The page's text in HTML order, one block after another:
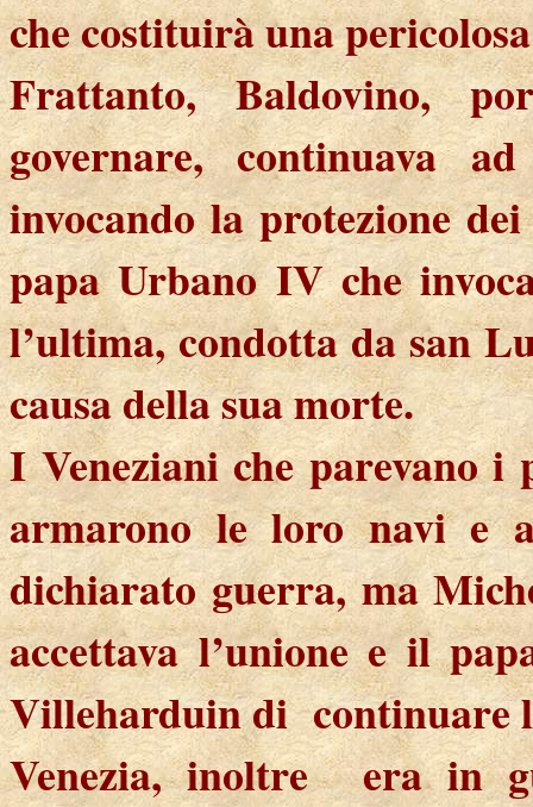
che costituirà una
Frattanto, Baldovino,
governare, continuava
invocando la protezione dei
papa Urbano IV che
l’ultima, condotta da san
causa della sua morte.
I Veneziani che parevano i
armarono le loro navi e
dichiarato guerra, ma
accettava l’unione e il
Villeharduin di continuare
Venezia, inoltre
era in